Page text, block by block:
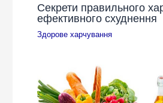
Секрети правильного
ефективного схуднення
Здорове харчування